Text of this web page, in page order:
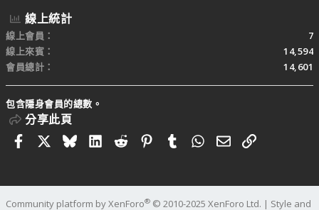
線上統計
線上會員
7
線上來賓
14,594
會員總計
14,601
包含隱身會員的總數。
分享此頁
FacebookBlueskyLinkedIn
RedditPinterestTumblrWhatsApp
電子郵件
連結
Community platform by XenForo® © 2010-2025 XenForo Ltd. | Style and